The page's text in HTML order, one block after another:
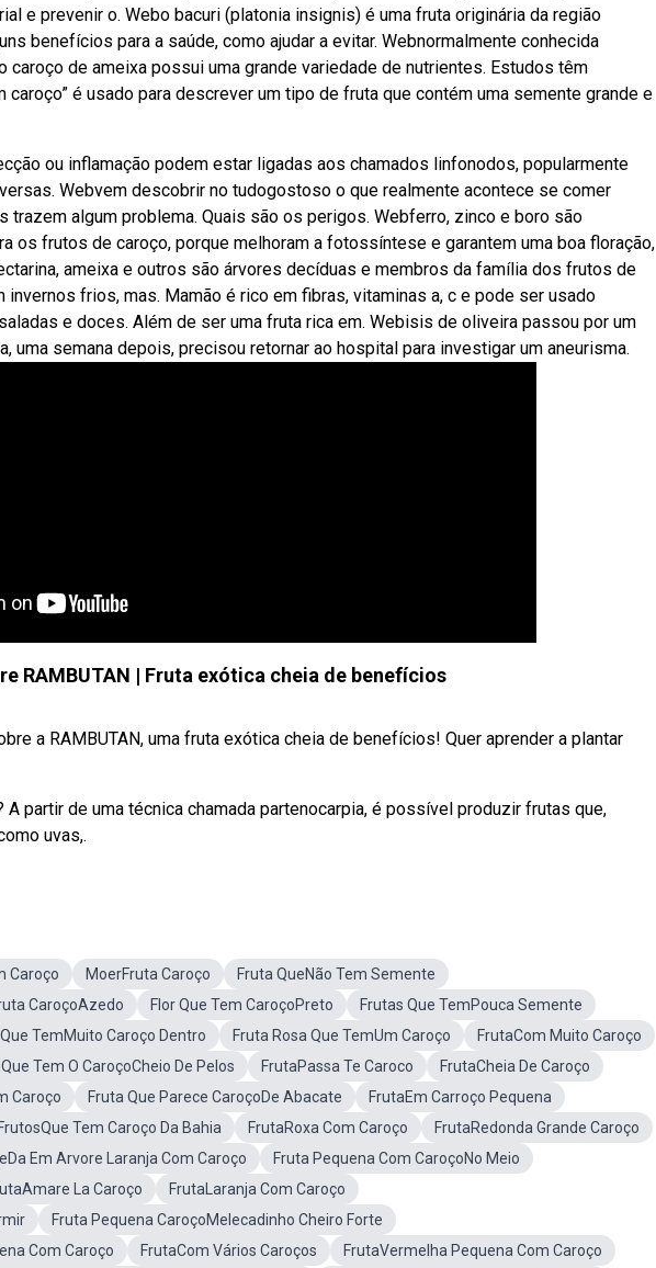
e prevenir o. Webo bacuri (platonia insignis) é uma fruta originária da região
benefícios para a saúde, como ajudar a evitar. Webnormalmente conhecida
de ameixa possui uma grande variedade de nutrientes. Estudos têm
caroço” é usado para descrever um tipo de fruta que contém uma semente grande e
ou inflamação podem estar ligadas aos chamados linfonodos, popularmente
Webvem descobrir no tudogostoso o que realmente acontece se comer
trazem algum problema. Quais são os perigos. Webferro, zinco e boro são
os frutos de caroço, porque melhoram a fotossíntese e garantem uma boa floração,
ameixa e outros são árvores decíduas e membros da família dos frutos de
invernos frios, mas. Mamão é rico em fibras, vitaminas a, c e pode ser usado
e doces. Além de ser uma fruta rica em. Webisis de oliveira passou por um
uma semana depois, precisou retornar ao hospital para investigar um aneurisma.
RAMBUTAN | Fruta exótica cheia de benefícios
a RAMBUTAN, uma fruta exótica cheia de benefícios! Quer aprender a plantar
A partir de uma técnica chamada partenocarpia, é possível produzir frutas que,
uvas,.
Caroço MoerFruta Caroço
Fruta QueNão Tem Semente
CaroçoAzedo Flor Que Tem CaroçoPreto
Frutas Que TemPouca Semente
TemMuito Caroço Dentro Fruta Rosa Que TemUm Caroço
FrutaCom Muito Caroço
Tem O CaroçoCheio De Pelos FrutaPassa Te Caroco
FrutaCheia De Caroço
Caroço Fruta Que Parece CaroçoDe Abacate
FrutaEm Carroço Pequena
Tem Caroço Da Bahia FrutaRoxa Com Caroço
FrutaRedonda Grande Caroço
Em Arvore Laranja Com Caroço
Fruta Pequena Com CaroçoNo Meio
La Caroço
FrutaLaranja Com Caroço
Fruta Pequena CaroçoMelecadinho Cheiro Forte
Com Caroço
FrutaCom Vários Caroços
FrutaVermelha Pequena Com Caroço